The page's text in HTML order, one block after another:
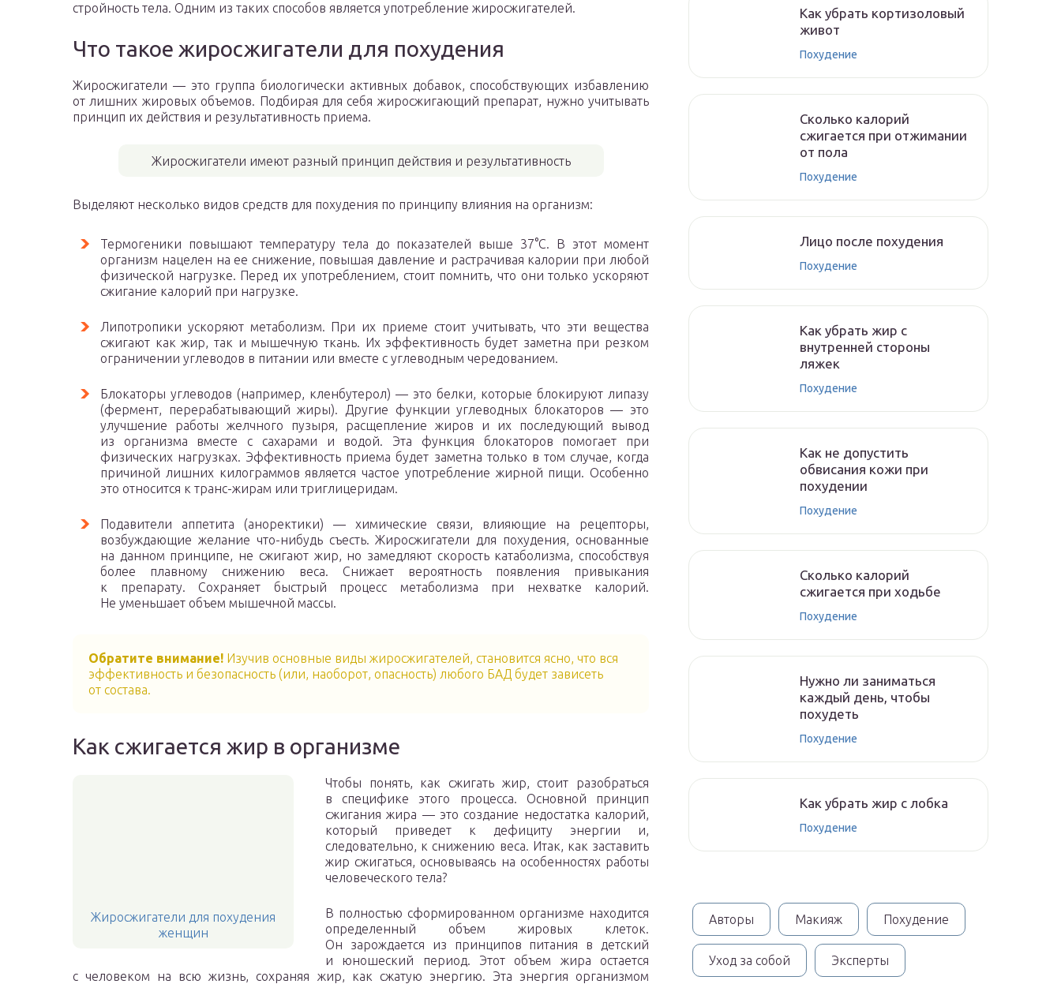
стройность тела. Одним из таких способов является употребление жиросжигателей.
Что такое жиросжигатели для похудения
Жиросжигатели — это группа биологически активных добавок, способствующих избавлению
от лишних жировых объемов. Подбирая для себя жиросжигающий препарат, нужно учитывать
принцип их действия и результативность приема.
Жиросжигатели имеют разный принцип действия и результативность
Выделяют несколько видов средств для похудения по принципу влияния на организм:
Термогеники повышают температуру тела до показателей выше 37°С. В этот момент
организм нацелен на ее снижение, повышая давление и растрачивая калории при любой
физической нагрузке. Перед их употреблением, стоит помнить, что они только ускоряют
сжигание калорий при нагрузке.
Липотропики ускоряют метаболизм. При их приеме стоит учитывать, что эти вещества
сжигают как жир, так и мышечную ткань. Их эффективность будет заметна при резком
ограничении углеводов в питании или вместе с углеводным чередованием.
Блокаторы углеводов (например, кленбутерол) — это белки, которые блокируют липазу
(фермент, перерабатывающий жиры). Другие функции углеводных блокаторов — это
улучшение работы желчного пузыря, расщепление жиров и их последующий вывод
из организма вместе с сахарами и водой. Эта функция блокаторов помогает при
физических нагрузках. Эффективность приема будет заметна только в том случае, когда
причиной лишних килограммов является частое употребление жирной пищи. Особенно
это относится к транс-жирам или триглицеридам.
Подавители аппетита (аноректики) — химические связи, влияющие на рецепторы,
возбуждающие желание что-нибудь съесть. Жиросжигатели для похудения, основанные
на данном принципе, не сжигают жир, но замедляют скорость катаболизма, способствуя
более плавному снижению веса. Снижает вероятность появления привыкания
к препарату. Сохраняет быстрый процесс метаболизма при нехватке калорий.
Не уменьшает объем мышечной массы.
Обратите внимание! Изучив основные виды жиросжигателей, становится ясно, что вся
эффективность и безопасность (или, наоборот, опасность) любого БАД будет зависеть
от состава.
Как сжигается жир в организме
Жиросжигатели для похудения
женщин
Чтобы понять, как сжигать жир, стоит разобраться
в специфике этого процесса. Основной принцип
сжигания жира — это создание недостатка калорий,
который приведет к дефициту энергии и,
следовательно, к снижению веса. Итак, как заставить
жир сжигаться, основываясь на особенностях работы
человеческого тела?
В полностью сформированном организме находится
определенный объем жировых клеток.
Он зарождается из принципов питания в детский
и юношеский период. Этот объем жира остается
с человеком на всю жизнь, сохраняя жир, как сжатую энергию. Эта энергия организмом
Как убрать кортизоловый
живот
Похудение
Сколько калорий
сжигается при отжимании
от пола
Похудение
Лицо после похудения
Похудение
Как убрать жир с
внутренней стороны
ляжек
Похудение
Как не допустить
обвисания кожи при
похудении
Похудение
Сколько калорий
сжигается при ходьбе
Похудение
Нужно ли заниматься
каждый день, чтобы
похудеть
Похудение
Как убрать жир с лобка
Похудение
Авторы Макияж Похудение
Уход за собой Эксперты